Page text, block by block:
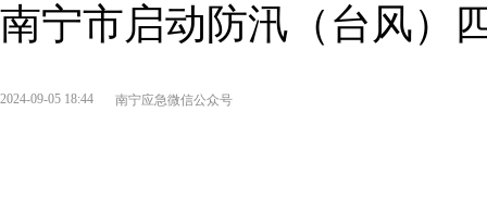
南宁市启动防汛（台风）
2024-09-05 18:44 南宁应急微信公众号